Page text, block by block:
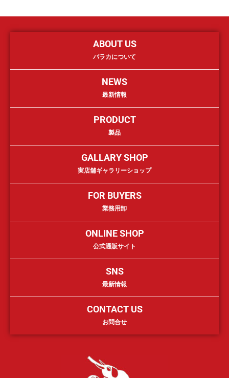
ABOUT US
バラカについて
NEWS
最新情報
PRODUCT
製品
GALLARY SHOP
実店舗ギャラリーショップ
FOR BUYERS
業務用卸
ONLINE SHOP
公式通販サイト
SNS
最新情報
CONTACT US
お問合せ